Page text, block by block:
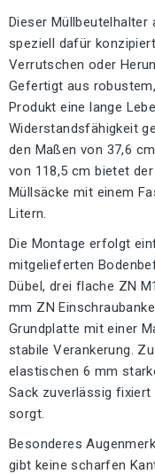
Dieser
speziell dafür
Verrutschen oder
Gefertigt aus
Produkt eine lange
Widerstandsfähigkeit
den Maßen von 37,6
von 118,5 cm bietet
Müllsäcke mit einem
Litern.
Die Montage erfolgt
mitgelieferten
Dübel, drei flache ZN
mm ZN
Grundplatte mit einer
stabile Verankerung.
elastischen 6 mm
Sack zuverlässig fixiert
sorgt.
Besonderes
gibt keine scharfen